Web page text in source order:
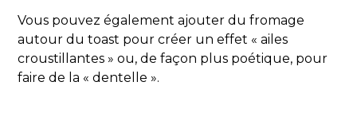
Vous pouvez également ajouter du fromage
autour du toast pour créer un effet « ailes
croustillantes » ou, de façon plus poétique, pour
faire de la « dentelle ».